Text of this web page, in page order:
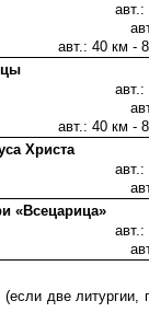
авт.: 40 км -
авт.: 40 км -
Христа
«Всецарица»
(если две литургии,